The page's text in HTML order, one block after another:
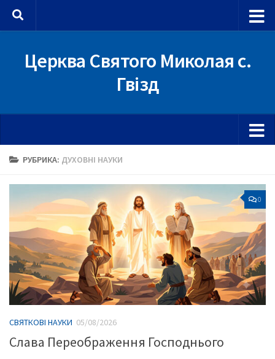
Skip to content
Церква Святого Миколая с.
Гвізд
РУБРИКА: ДУХОВНІ НАУКИ
0
СВЯТКОВІ НАУКИ 05/08/2026
Слава Переображення Господнього